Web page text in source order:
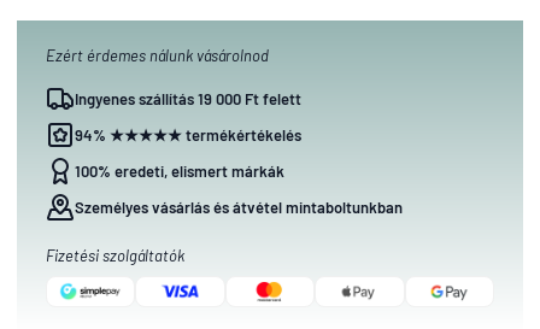
Ezért érdemes nálunk vásárolnod
Ingyenes szállítás 19 000 Ft felett
94% ★★★★★ termékértékelés
100% eredeti, elismert márkák
Személyes vásárlás és átvétel mintaboltunkban
Fizetési szolgáltatók